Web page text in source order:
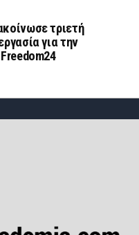
τριετή
για την